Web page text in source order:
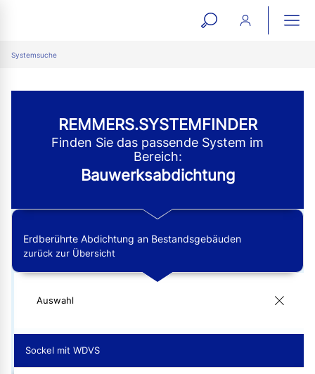
open
Systemsuche
REMMERS.SYSTEMFINDER
Finden Sie das passende System im
Bereich:
Bauwerksabdichtung
Erdberührte Abdichtung an Bestandsgebäuden
zurück zur Übersicht
Auswahl
Sockel mit WDVS